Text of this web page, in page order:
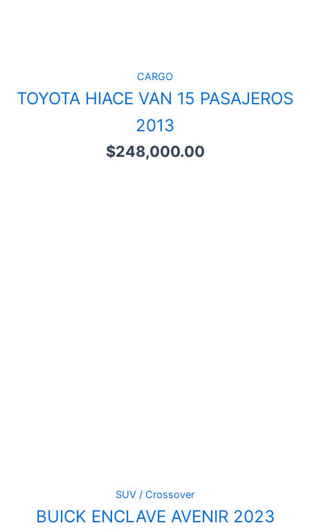
CARGO
TOYOTA HIACE VAN 15 PASAJEROS
2013
$248,000.00
SUV / Crossover
BUICK ENCLAVE AVENIR 2023